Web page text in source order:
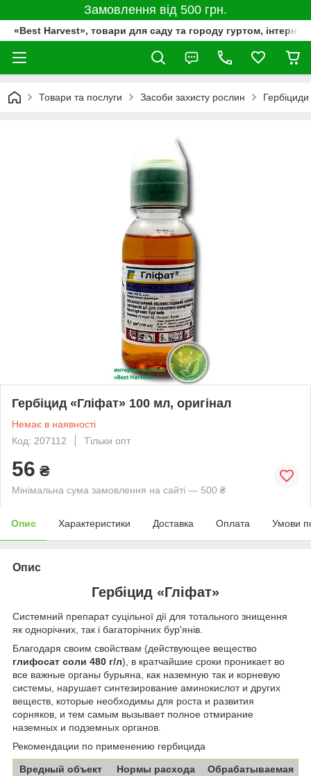
Замовлення від 500 грн.
«Best Harvest», товари для саду та городу гуртом,
Товари та послуги Засоби захисту рослин Гербіциди
Гербіцид «Гліфат» 100 мл, оригінал
Немає в наявності
Код: 207112
Тільки опт
56 ₴
Мінімальна сума замовлення на сайті — 500 ₴
Опис Характеристики Доставка Оплата Умови
Опис
Гербіцид «Гліфат»
Системний препарат суцільної дії для тотального знищення
як однорічних, так і багаторічних бур'янів.
Благодаря своим свойствам (действующее вещество
глифосат соли 480 г/л), в кратчайшие сроки проникает во
все важные органы бурьяна, как наземную так и корневую
системы, нарушает синтезирование аминокислот и других
веществ, которые необходимы для роста и развития
сорняков, и тем самым вызывает полное отмирание
наземных и подземных органов.
Рекомендации по применению гербицида
Вредный объект Нормы расхода
Обрабатываемая